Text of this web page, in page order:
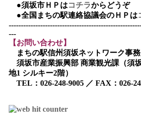
●須坂市ＨＰはコチラからどうぞ
●全国まちの駅連絡協議会のＨＰは
---
【お問い合わせ】
まちの駅信州須坂ネットワーク事
須坂市産業振興部 商業観光課（須
地1 シルキー2階）
TEL：026-248-9005 ／ FAX：026-